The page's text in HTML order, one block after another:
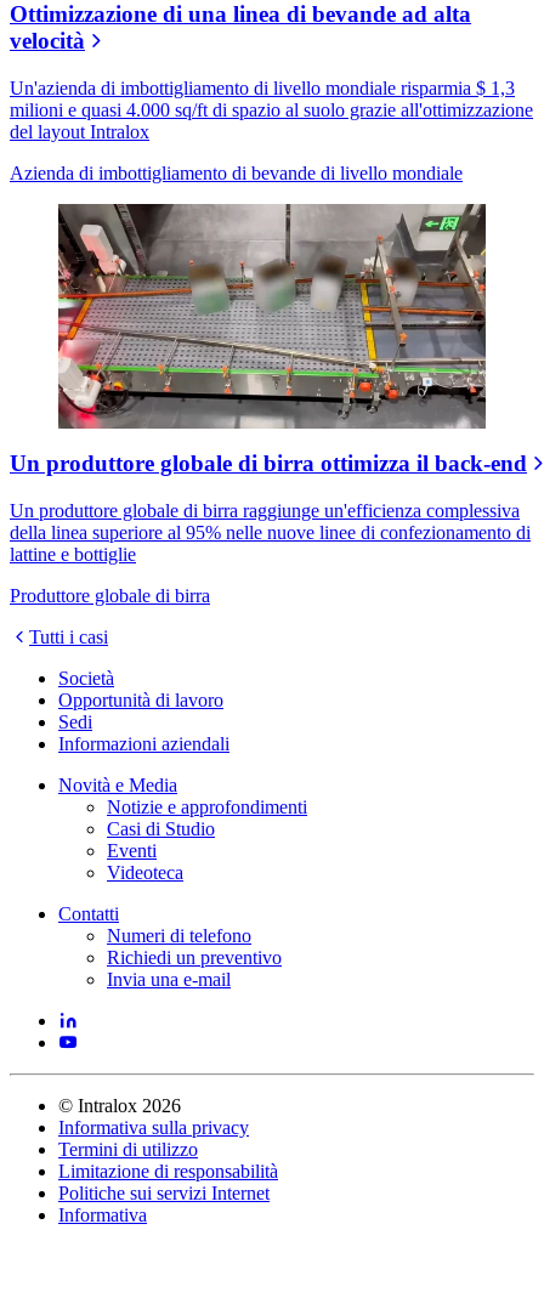
Ottimizzazione di una linea di bevande ad alta
velocità
Un'azienda di imbottigliamento di livello mondiale risparmia $ 1,3
milioni e quasi 4.000 sq/ft di spazio al suolo grazie all'ottimizzazione
del layout Intralox
Azienda di imbottigliamento di bevande di livello mondiale
Un produttore globale di birra ottimizza il back-end
Un produttore globale di birra raggiunge un'efficienza complessiva
della linea superiore al 95% nelle nuove linee di confezionamento di
lattine e bottiglie
Produttore globale di birra
Tutti i casi
Società
Opportunità di lavoro
Sedi
Informazioni aziendali
Novità e Media
Notizie e approfondimenti
Casi di Studio
Eventi
Videoteca
Contatti
Numeri di telefono
Richiedi un preventivo
Invia una e-mail
© Intralox 2026
Informativa sulla privacy
Termini di utilizzo
Limitazione di responsabilità
Politiche sui servizi Internet
Informativa